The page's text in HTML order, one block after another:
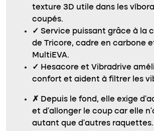
texture 3D utile dans les
coupés.
✓ Service puissant grâce à la
de Tricore, cadre en carbone
MultiEVA.
✓ Hesacore et Vibradrive
confort et aident à filtrer les
✗ Depuis le fond, elle exige
et d’allonger le coup car elle
autant que d’autres raquettes.